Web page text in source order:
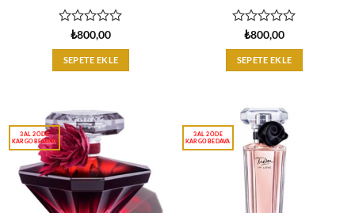
üzerinden
0
oy
₺800,00
SEPETE EKLE
üzerinden
0
oy
₺800,00
SEPETE EKLE